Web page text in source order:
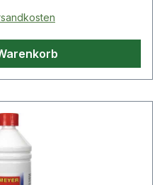
· Spritzrohr 360°
geformtes
· mit
Garten und
Eigenschaften:·